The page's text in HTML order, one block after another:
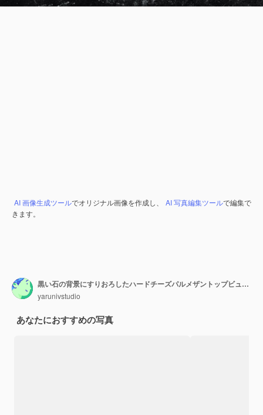
AI 画像生成ツールでオリジナル画像を作成し、 AI 写真編集ツールで編集で
きます。
黒い石の背景にすりおろしたハードチーズパルメザントップビューテキスト用の空きスペース
yarunivstudio
あなたにおすすめの写真